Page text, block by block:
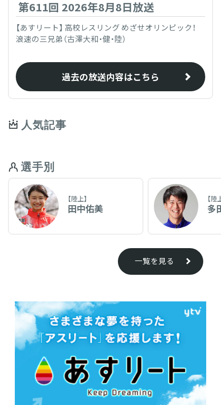
第611回 2026年8月8日放送
【あすリート】 高校レスリング めざせオリンピック！
浪速の三兄弟（古澤大和・健・陸）
過去の放送内容はこちら
人気記事
選手別
【陸上】
田中佑美
【陸
多
一覧を見る